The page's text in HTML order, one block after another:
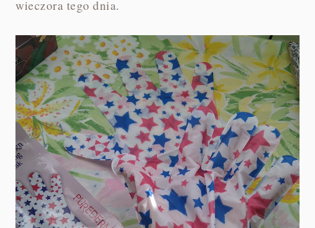
wieczora tego dnia.